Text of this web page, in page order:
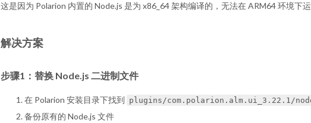
这是因为 Polarion 内置的 Node.js 是为 x86_64 架构编译的，无法在 ARM64 环境下运
解决方案
步骤1：替换 Node.js 二进制文件
在 Polarion 安装目录下找到 plugins/com.polarion.alm.ui_3.22.1/
备份原有的 Node.js 文件